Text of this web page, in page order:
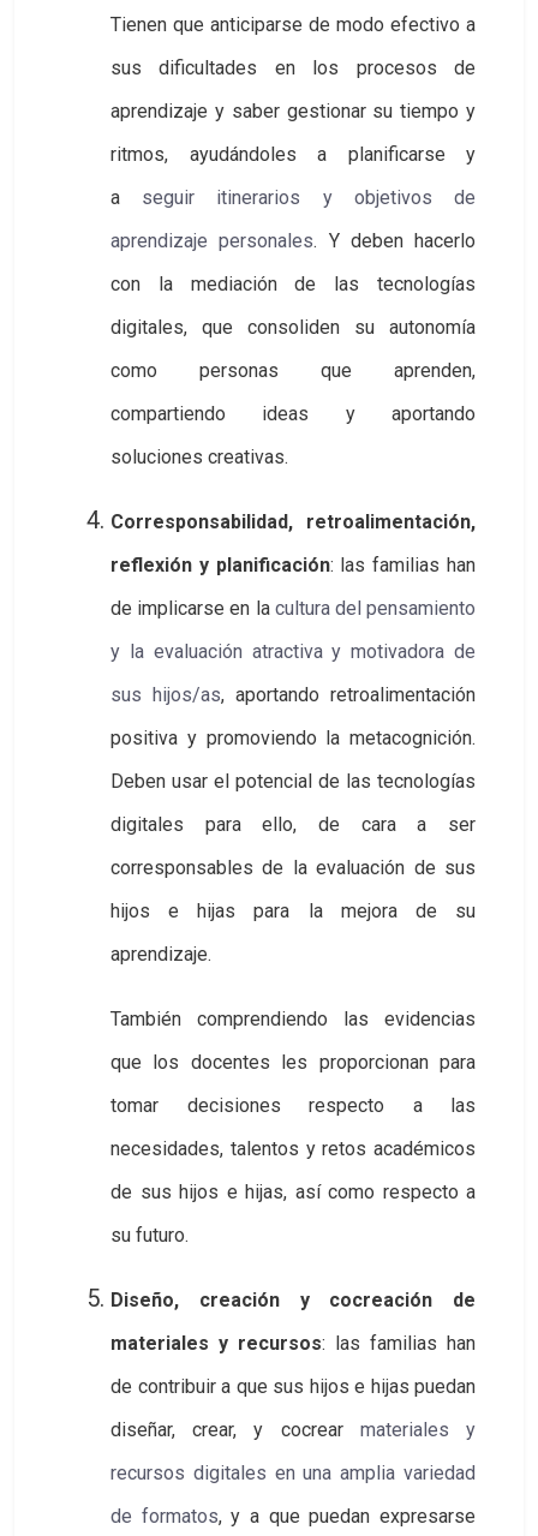
Tienen que anticiparse de modo efectivo a
sus dificultades en los procesos de
aprendizaje y saber gestionar su tiempo y
ritmos, ayudándoles a planificarse y
a seguir itinerarios y objetivos de
aprendizaje personales. Y deben hacerlo
con la mediación de las tecnologías
digitales, que consoliden su autonomía
como personas que aprenden,
compartiendo ideas y aportando
soluciones creativas.
Corresponsabilidad, retroalimentación,
reflexión y planificación: las familias han
de implicarse en la cultura del pensamiento
y la evaluación atractiva y motivadora de
sus hijos/as, aportando retroalimentación
positiva y promoviendo la metacognición.
Deben usar el potencial de las tecnologías
digitales para ello, de cara a ser
corresponsables de la evaluación de sus
hijos e hijas para la mejora de su
aprendizaje.
También comprendiendo las evidencias
que los docentes les proporcionan para
tomar decisiones respecto a las
necesidades, talentos y retos académicos
de sus hijos e hijas, así como respecto a
su futuro.
Diseño, creación y cocreación de
materiales y recursos: las familias han
de contribuir a que sus hijos e hijas puedan
diseñar, crear, y cocrear materiales y
recursos digitales en una amplia variedad
de formatos, y a que puedan expresarse